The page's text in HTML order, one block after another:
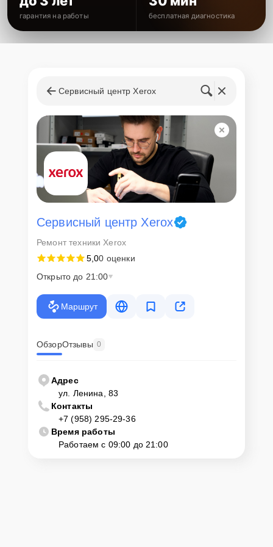
гарантия на работы бесплатная диагностика
Сервисный центр Xerox
Сервисный центр Xerox
Ремонт техники Xerox
5,00 оценки
Открыто до 21:00
Маршрут
ОбзорОтзывы 0
Адрес
ул. Ленина, 83
Контакты
+7 (958) 295-29-36
Время работы
Работаем с 09:00 до 21:00